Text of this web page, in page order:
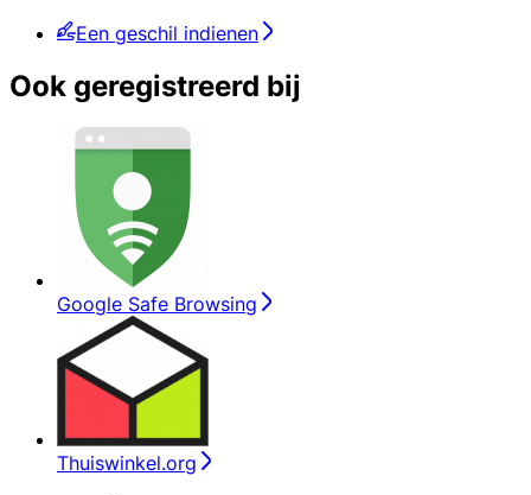
Een geschil indienen
Ook geregistreerd bij
Google Safe Browsing
Thuiswinkel.org